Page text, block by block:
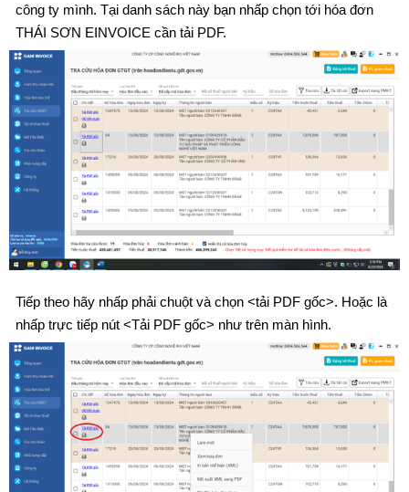
công ty mình. Tại danh sách này bạn nhấp chọn tới hóa đơn
THÁI SƠN EINVOICE cần tải PDF.
Tiếp theo hãy nhấp phải chuột và chọn <tải PDF gốc>. Hoặc là
nhấp trực tiếp nút <Tải PDF gốc> như trên màn hình.